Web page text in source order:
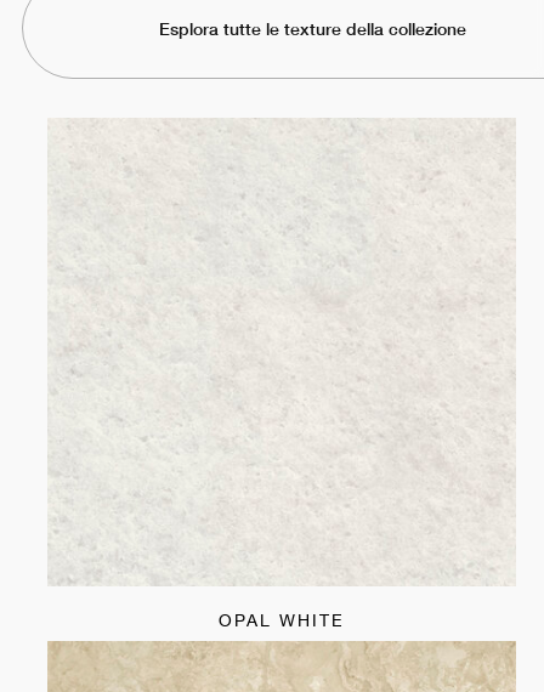
Esplora tutte le texture della collezione
OPAL WHITE